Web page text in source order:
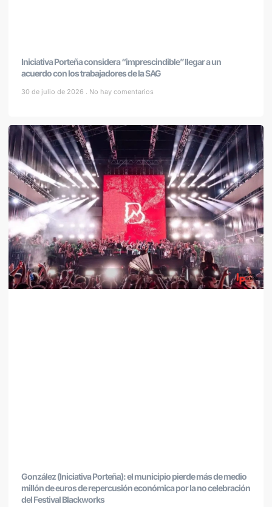
Iniciativa Porteña considera “imprescindible” llegar a un
acuerdo con los trabajadores de la SAG
30 de julio de 2026 No hay comentarios
González (Iniciativa Porteña): el municipio pierde más de medio
millón de euros de repercusión económica por la no celebración
del Festival Blackworks